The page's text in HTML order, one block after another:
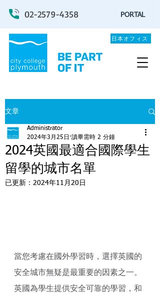
日本オフィス
02-2579-4358 PORTAL
文章
2024英國最適合國際學生
留學的城市名單
Administrator
2024年3月25日 讀畢需時 2 分鐘
已更新： 2024年11月20日
當您考慮在國外學習時，選擇英國的
安全城市無疑是最重要的因素之一。
英國為學生提供安全可靠的學習，和